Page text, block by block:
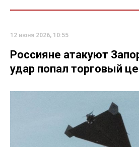
12 июня 2026, 10:55
Россияне атакуют
удар попал торговый